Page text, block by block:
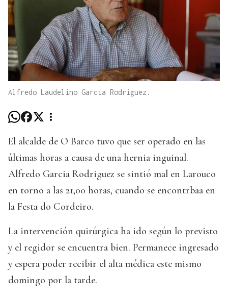
Alfredo Laudelino Garcia Rodriguez.
El alcalde de O Barco tuvo que ser operado en las
últimas horas a causa de una hernia inguinal.
Alfredo Garcia Rodriguez se sintió mal en Larouco
en torno a las 21,00 horas, cuando se encontrbaa en
la Festa do Cordeiro.
La intervención quirúrgica ha ido según lo previsto
y el regidor se encuentra bien. Permanece ingresado
y espera poder recibir el alta médica este mismo
domingo por la tarde.